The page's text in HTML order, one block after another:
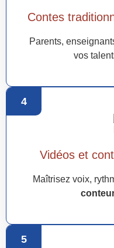
Contes
Parents,
vos
4
Vidéos et
Maîtrisez voix,
5